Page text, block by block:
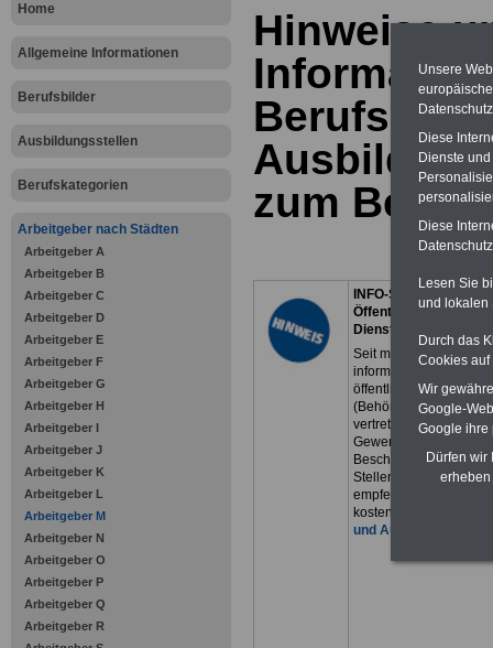
Home
Allgemeine Informationen
Berufsbilder
Ausbildungsstellen
Berufskategorien
Arbeitgeber nach Städten
Arbeitgeber A
Arbeitgeber B
Arbeitgeber C
Arbeitgeber D
Arbeitgeber E
Arbeitgeber F
Arbeitgeber G
Arbeitgeber H
Arbeitgeber I
Arbeitgeber J
Arbeitgeber K
Arbeitgeber L
Arbeitgeber M
Arbeitgeber N
Arbeitgeber O
Arbeitgeber P
Arbeitgeber Q
Arbeitgeber R
Hinweise
zum
INFO-SERVICE
Öffentlicher
Dienst/Beamte
Seit mehr als 25
informieren wir den
öffentlichen Dienst
(Behörden, Personal-
vertretungen,
Gewerkschaften und
Beschäftigte). Für
empfehlen wir unsere
kostenfreie
und Ausbildungsbörse
Unsere
Diese
Dienste
Diese
Lesen Sie
und lokalen
Durch das
Cookies auf
Wir
Google-
Google ihre
Dürfen wir